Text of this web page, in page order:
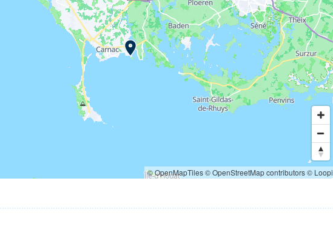
© OpenMapTiles© OpenStreetMap contributors© Loopi